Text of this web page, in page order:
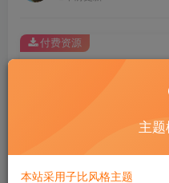
此内容为付费资源，请付费后
￥
付费资源
主
本站采用子比风格主题